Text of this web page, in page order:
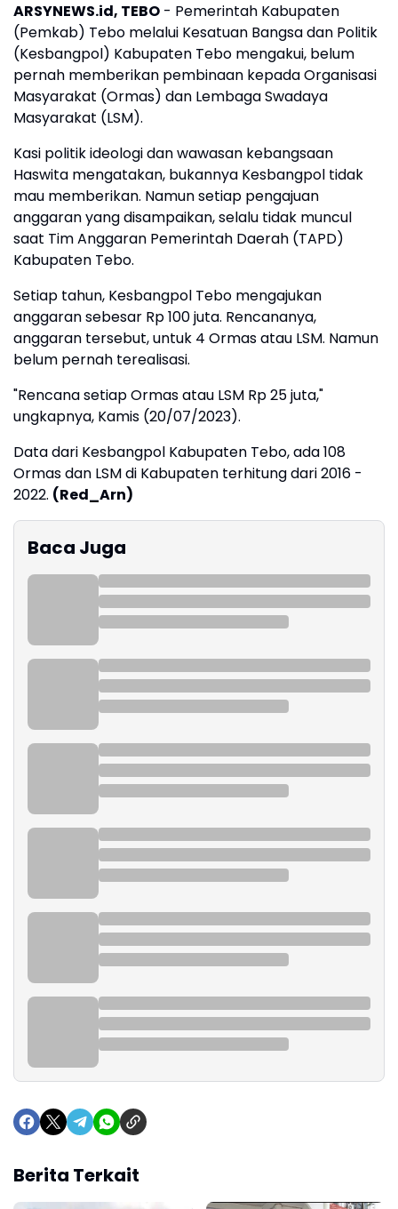
ARSYNEWS.id, TEBO - Pemerintah Kabupaten
(Pemkab) Tebo melalui Kesatuan Bangsa dan Politik
(Kesbangpol) Kabupaten Tebo mengakui, belum
pernah memberikan pembinaan kepada Organisasi
Masyarakat (Ormas) dan Lembaga Swadaya
Masyarakat (LSM).
Kasi politik ideologi dan wawasan kebangsaan
Haswita mengatakan, bukannya Kesbangpol tidak
mau memberikan. Namun setiap pengajuan
anggaran yang disampaikan, selalu tidak muncul
saat Tim Anggaran Pemerintah Daerah (TAPD)
Kabupaten Tebo.
Setiap tahun, Kesbangpol Tebo mengajukan
anggaran sebesar Rp 100 juta. Rencananya,
anggaran tersebut, untuk 4 Ormas atau LSM. Namun
belum pernah terealisasi.
"Rencana setiap Ormas atau LSM Rp 25 juta,"
ungkapnya, Kamis (20/07/2023).
Data dari Kesbangpol Kabupaten Tebo, ada 108
Ormas dan LSM di Kabupaten terhitung dari 2016 -
2022. (Red_Arn)
Baca Juga
Berita Terkait